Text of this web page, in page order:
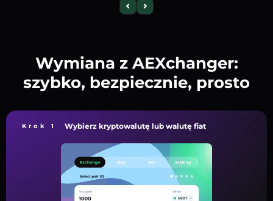
Wymiana z AEXchanger:
szybko, bezpiecznie, prosto
Krok 1 Wybierz kryptowalutę lub walutę fiat